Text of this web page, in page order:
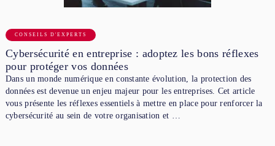
CONSEILS D'EXPERTS
Cybersécurité en entreprise : adoptez les bons réflexes
pour protéger vos données
Dans un monde numérique en constante évolution, la protection des
données est devenue un enjeu majeur pour les entreprises. Cet article
vous présente les réflexes essentiels à mettre en place pour renforcer la
cybersécurité au sein de votre organisation et …